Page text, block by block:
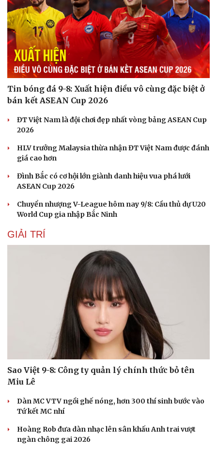
Phòng mạch online
Ăn sạch sống khỏe
Tin bóng đá 9-8: Xuất hiện điều vô cùng đặc biệt ở
bán kết ASEAN Cup 2026
ĐT Việt Nam là đội chơi đẹp nhất vòng bảng ASEAN Cup
2026
HLV trưởng Malaysia thừa nhận ĐT Việt Nam được đánh
giá cao hơn
Đình Bắc có cơ hội lớn giành danh hiệu vua phá lưới
ASEAN Cup 2026
Chuyển nhượng V-League hôm nay 9/8: Cầu thủ dự U20
World Cup gia nhập Bắc Ninh
GIẢI TRÍ
Sao Việt 9-8: Công ty quản lý chính thức bỏ tên
Miu Lê
Dàn MC VTV ngồi ghế nóng, hơn 300 thí sinh bước vào
Tứ kết MC nhí
Hoàng Rob đưa dàn nhạc lên sân khấu Anh trai vượt
ngàn chông gai 2026